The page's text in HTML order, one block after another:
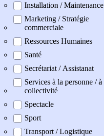
Installation / Maintenance
Marketing / Stratégie
commerciale
Ressources Humaines
Santé
Secrétariat / Assistanat
Services à la personne / à
collectivité
Spectacle
Sport
Transport / Logistique